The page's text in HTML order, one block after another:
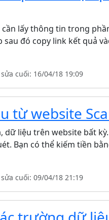
lấy thông tin trong
đó copy link kết quả
cuối: 16/04/18 19:09
từ website
dữ liệu trên website bất
Bạn có thể kiếm tiền
cuối: 09/04/18 21:19